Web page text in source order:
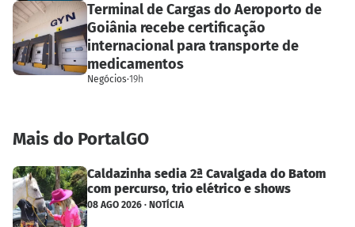
Terminal de Cargas do Aeroporto de
Goiânia recebe certificação
internacional para transporte de
medicamentos
Negócios·19h
Mais do PortalGO
Caldazinha sedia 2ª Cavalgada do Batom
com percurso, trio elétrico e shows
08 AGO 2026 · NOTÍCIA